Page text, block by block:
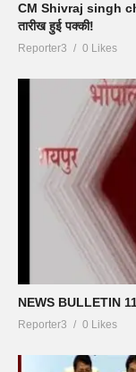
CM Shivraj singh
तारीख हुई पक्की!
Reporter3 0 Likes
NEWS BULLETIN
Reporter3 0 Likes